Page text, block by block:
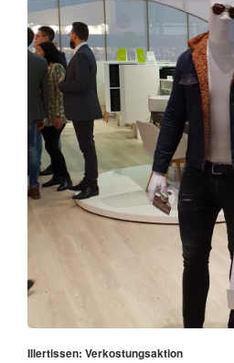
Illertissen: Verkostungsaktion